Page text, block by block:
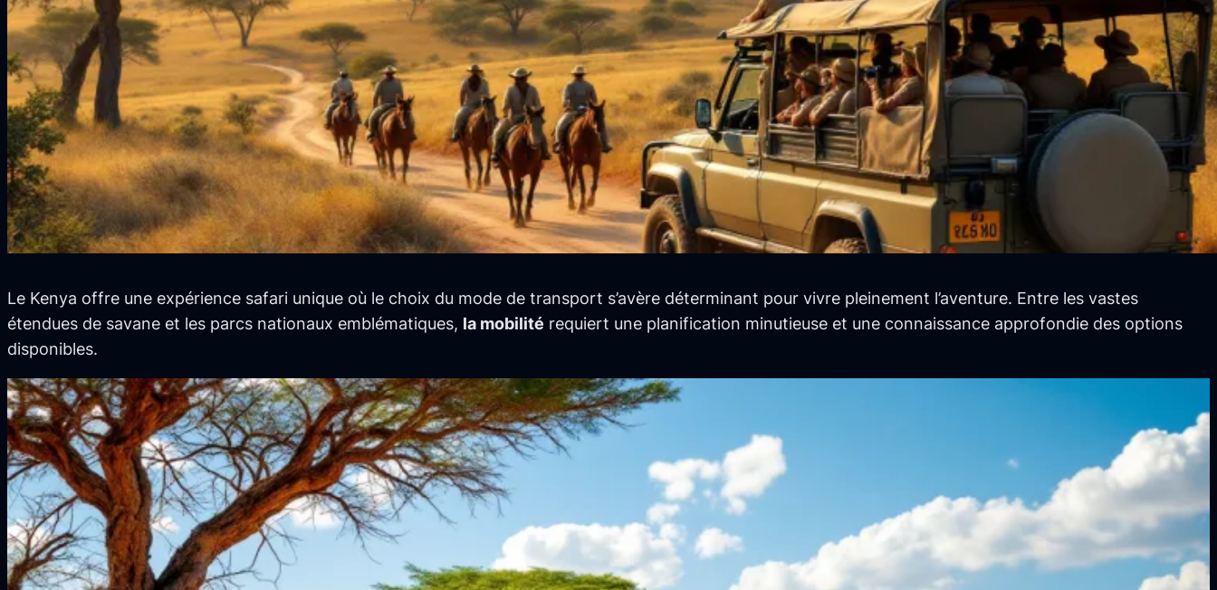
Le Kenya offre une expérience safari unique où le choix du mode de transport s’avère déterminant pour vivre pleinement l’aventure. Entre les vastes
étendues de savane et les parcs nationaux emblématiques, la mobilité requiert une planification minutieuse et une connaissance approfondie des options
disponibles.